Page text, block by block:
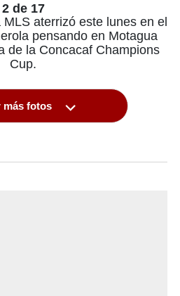
2 de 17
aterrizó este lunes en el
pensando en Motagua
de la Concacaf Champions
Cup.
más fotos